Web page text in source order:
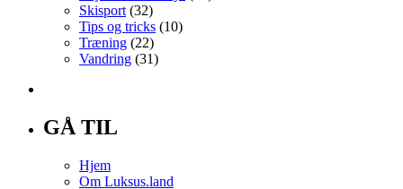
Skisport (32)
Tips og tricks (10)
Træning (22)
Vandring (31)
GÅ TIL
Hjem
Om Luksus.land